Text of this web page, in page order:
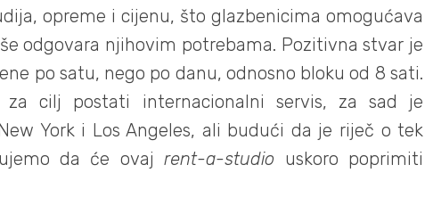
opreme i cijenu, što glazbenicima omogućava
odgovara njihovim potrebama. Pozitivna stvar je
po satu, nego po danu, odnosno bloku od 8 sati.
za cilj postati internacionalni servis, za sad je
York i Los Angeles, ali budući da je riječ o tek
da će ovajrent-a-studio uskoro poprimiti